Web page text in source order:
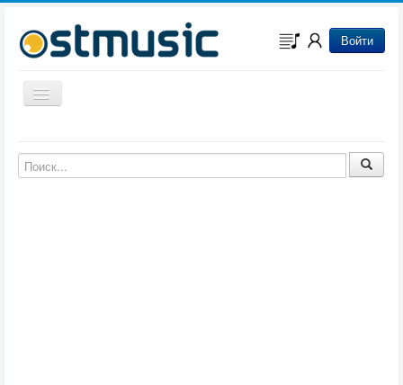
Войти
Включить/выключить навигацию
Музыка из мультфильмов
Музыка из сериалов